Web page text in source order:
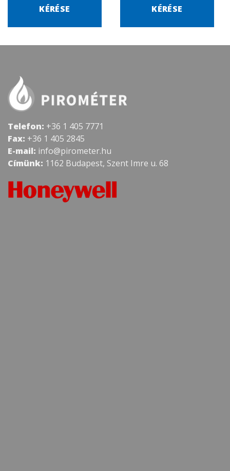
KÉRÉSE
KÉRÉSE
Telefon: +36 1 405 7771
Fax: +36 1 405 2845
E-mail: info@pirometer.hu
Címünk: 1162 Budapest, Szent Imre u. 68